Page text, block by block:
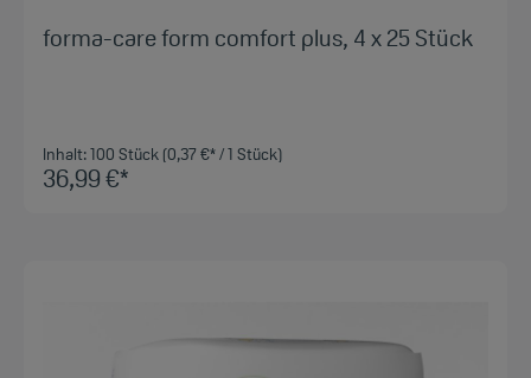
forma-care form comfort plus, 4 x 25 Stück
Inhalt:100 Stück (0,37 €* / 1 Stück)
36,99 €*